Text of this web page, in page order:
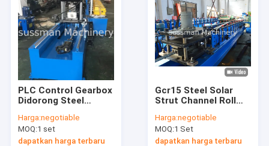
PLC Control Gearbox
Didorong Steel
Channel Roll Forming
Machine
Harga:negotiable
MOQ:1 set
dapatkan harga terbaru
Gcr15 Steel Solar
Strut Channel Roll
Harga:negotiable
MOQ:1 Set
dapatkan harga terbaru